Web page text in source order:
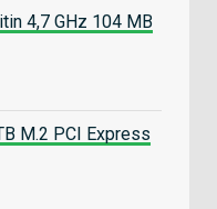
4,7 GHz 104 MB
M.2 PCI Express